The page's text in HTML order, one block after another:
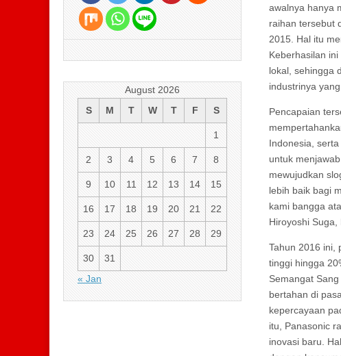
awalnya hanya
raihan tersebut
2015. Hal itu
Keberhasilan
lokal, sehingga
industrinya
Pencapaian
Indonesia,
untuk
mewujudkan
lebih baik bagi
kami bangga
Hiroyoshi Suga,
Tahun 2016 ini,
tinggi hingga
Semangat
bertahan di
kepercayaan
itu, Panasonic
inovasi baru.
August 2026
S
M T W T F S
1
2 3 4 5 6 7 8
9 10 11 12 13 14 15
16 17 18 19 20 21 22
23 24 25 26 27 28 29
30
31
« Jan